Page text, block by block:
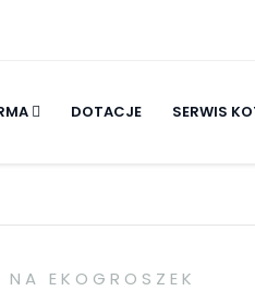
DOTACJE SERWIS
NA EKOGROSZEK